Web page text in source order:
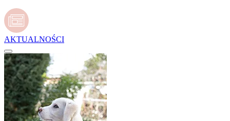
AKTUALNOŚCI